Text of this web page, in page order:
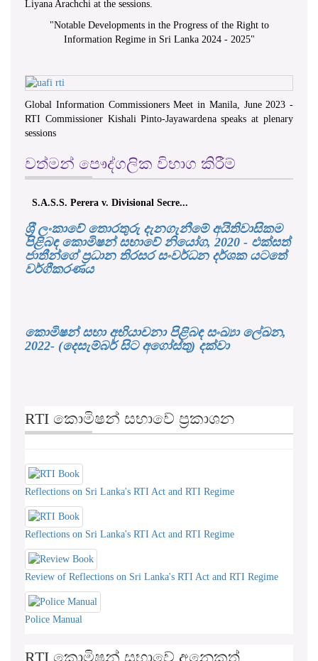
Liyana Arachchi at the sessions.
"Notable Developments in the Progress of the Right to
Information Regime in Sri Lanka 2024 - 2025"
Global Information Commissioners Meet in Manila, June 2023 -
RTI Commissioner Kishali Pinto-Jayawardena speaks at plenary
sessions
වත්මන් පෞද්ගලික විභාග කිරීම්
S.A.S.S. Perera v. Divisional Secre...
ශ‍්‍රී ලංකාවේ තොරතුරු දැනගැනීමේ අයිතිවාසිකම
පිළිබඳ කොමිෂන් සභාවේ නියෝග, 2020 - එක්සත්
ජාතීන්ගේ ප්‍රධාන තිරසර සංවර්ධන දර්ශක යටතේ
වර්ගීකරණය
කොමිෂන් සභා අභියාචනා පිළිබඳ සංඛ්‍යා ලේඛන,
2022- (දෙසැම්බර් සිට අගෝස්තු) දක්වා
RTI කොමිෂන් සභාවේ ප්‍රකාශන
Reflections on Sri Lanka's RTI Act and RTI Regime
Reflections on Sri Lanka's RTI Act and RTI Regime
Review of Reflections on Sri Lanka's RTI Act and RTI Regime
Police Manual
RTI කොමිෂන් සභාවේ අනෙකුත්